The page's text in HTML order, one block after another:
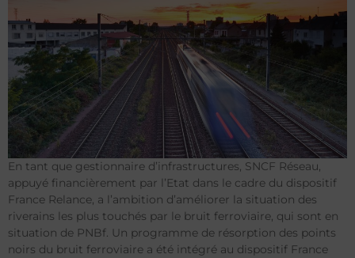
En tant que gestionnaire d’infrastructures, SNCF Réseau,
appuyé financièrement par l’Etat dans le cadre du dispositif
France Relance, a l’ambition d’améliorer la situation des
riverains les plus touchés par le bruit ferroviaire, qui sont en
situation de PNBf. Un programme de résorption des points
noirs du bruit ferroviaire a été intégré au dispositif France